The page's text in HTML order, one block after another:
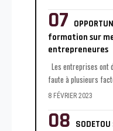
formation sur
entrepreneures
Les entreprises ont
faute à plusieurs
8 FÉVRIER 2023